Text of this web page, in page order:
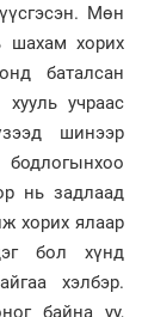
Мөн
шахам хорих
баталсан
учраас
шинээр
нь задлаад
хорих ялаар
бол хүнд
хэлбэр.
байна уу,